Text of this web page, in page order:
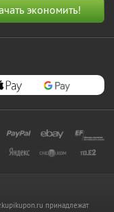
принадлежат